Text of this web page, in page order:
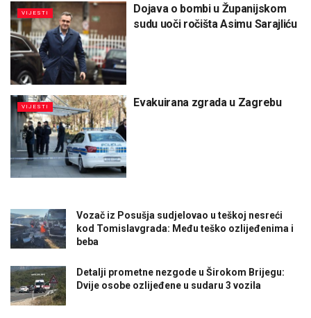
VIJESTI
Dojava o bombi u Županijskom
sudu uoči ročišta Asimu Sarajliću
VIJESTI Evakuirana zgrada u Zagrebu
Vozač iz Posušja sudjelovao u teškoj nesreći
kod Tomislavgrada: Među teško ozlijeđenima i
beba
Detalji prometne nezgode u Širokom Brijegu:
Dvije osobe ozlijeđene u sudaru 3 vozila